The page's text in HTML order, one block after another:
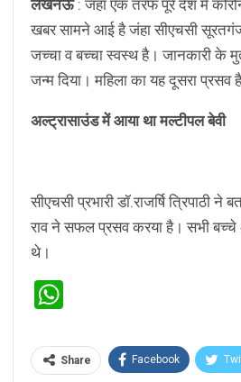
लखनऊ : जंहा एक तरफ पूरे देश में
खबर सामने आई है जंहा सीएचसी
जच्चा व बच्चा स्वस्थ है। जानकारी के
जन्म दिया। महिला का यह दूसरा
अल्ट्रासाउंड में आया था मल्टीपल बेवी
सीएचसी प्रभारी डॉ.राजर्षि त्रिपाठी
राव ने सफल प्रसव करया है। सभी
थे।
Share Facebook